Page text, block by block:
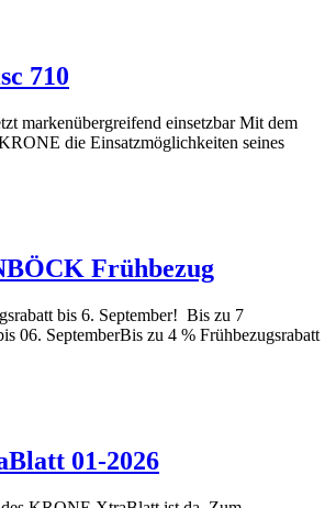
710
markenübergreifend einsetzbar Mit dem
die Einsatzmöglichkeiten seines
Frühbezug
bis 6. September! Bis zu 7
06. SeptemberBis zu 4 % Frühbezugsrabatt
01-2026